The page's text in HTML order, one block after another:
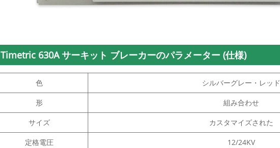
Timetric 630A サーキット ブレーカーのパラメーター (仕様)
色 シルバーグレー・レッド
形 組み合わせ
サイズ カスタマイズされた
定格電圧 12/24KV